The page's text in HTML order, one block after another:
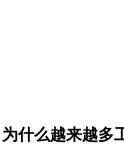
什么越来越多